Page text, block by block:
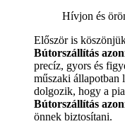
Hívjon és
Először is
Bútorszállítás
precíz, gyors és
műszaki állapotban
dolgozik, hogy a
Bútorszállítás
önnek biztosítani.